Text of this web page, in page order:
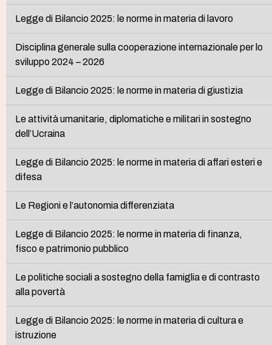
Legge di Bilancio 2025: le norme in materia di lavoro
Disciplina generale sulla cooperazione internazionale per lo
sviluppo 2024 – 2026
Legge di Bilancio 2025: le norme in materia di giustizia
Le attività umanitarie, diplomatiche e militari in sostegno
dell’Ucraina
Legge di Bilancio 2025: le norme in materia di affari esteri e
difesa
Le Regioni e l’autonomia differenziata
Legge di Bilancio 2025: le norme in materia di finanza,
fisco e patrimonio pubblico
Le politiche sociali a sostegno della famiglia e di contrasto
alla povertà
Legge di Bilancio 2025: le norme in materia di cultura e
istruzione